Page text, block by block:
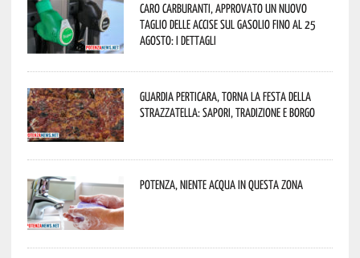
Caro carburanti, approvato un nuovo
taglio delle accise sul gasolio fino al 25
agosto: i dettagli
Guardia Perticara, torna la Festa della
Strazzatella: sapori, tradizione e borgo
Potenza, niente acqua in questa zona